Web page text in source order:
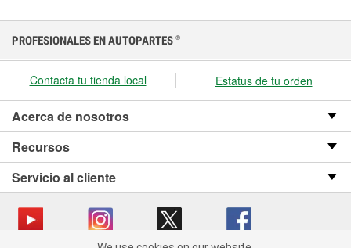
PROFESIONALES EN AUTOPARTES ®
Contacta tu tienda local Estatus de tu orden
Acerca de nosotros
Recursos
Servicio al cliente